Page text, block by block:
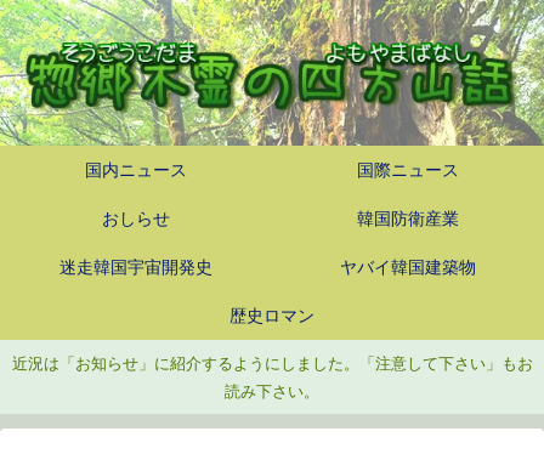
国内ニュース 国際ニュース
おしらせ 韓国防衛産業
迷走韓国宇宙開発史 ヤバイ韓国建築物
歴史ロマン
近況は「お知らせ」に紹介するようにしました。「注意して下さい」もお
読み下さい。